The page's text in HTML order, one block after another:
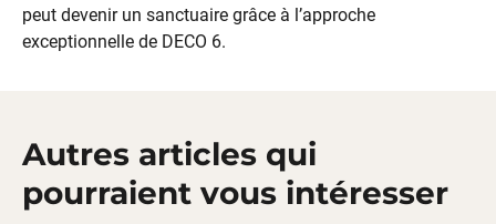
peut devenir un sanctuaire grâce à l’approche
exceptionnelle de DECO 6.
Autres articles qui
pourraient vous intéresser